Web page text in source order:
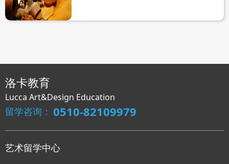
洛卡教育
Lucca Art&Design Education
留学咨询： 0510-82109979
艺术留学中心